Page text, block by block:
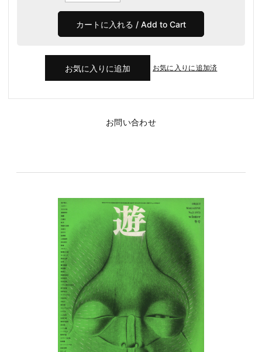
お気に入りに追加済
お問い合わせ